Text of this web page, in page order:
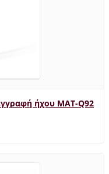
ήχου MAT-Q92